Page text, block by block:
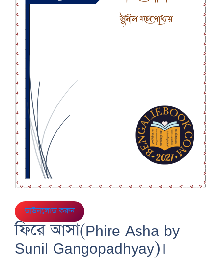
ডাউনলোড করুন
ফিরে আসা(Phire Asha by
Sunil Gangopadhyay)।